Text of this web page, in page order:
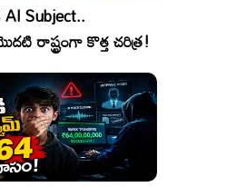
AI Subject..
రాష్ట్రంగా కొత్త చరిత్ర!